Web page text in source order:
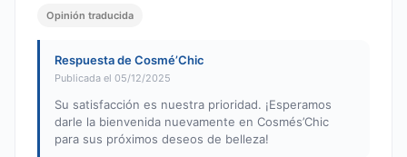
Opinión traducida
Respuesta de Cosmé’Chic
Publicada el 05/12/2025
Su satisfacción es nuestra prioridad. ¡Esperamos
darle la bienvenida nuevamente en Cosmés’Chic
para sus próximos deseos de belleza!